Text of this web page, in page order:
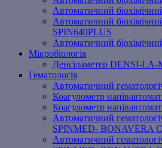
Автоматичний
Автоматичний
SPIN640PLUS
Автоматичний
Мікробіологія
Денсіламетер DENSI-LA-
Гематологія
Автоматичний
Коагулометр
Коагулометр
Автоматичний
SPINMED- BONAVERA
Автоматичний